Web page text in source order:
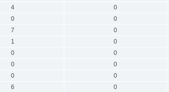
4 0
0 0
7 0
1 0
0 0
0 0
0 0
6 0